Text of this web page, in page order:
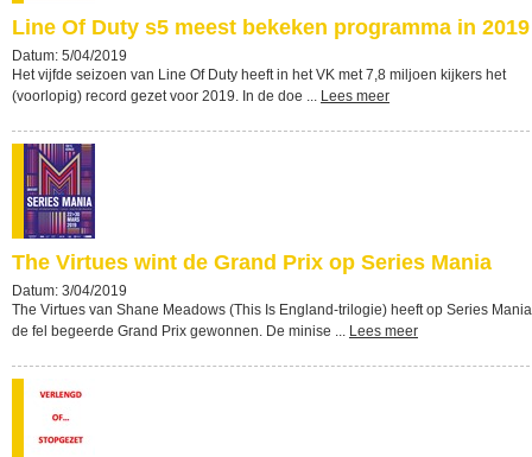
Line Of Duty s5 meest bekeken programma in 2019
Datum: 5/04/2019
Het vijfde seizoen van Line Of Duty heeft in het VK met 7,8 miljoen kijkers het
(voorlopig) record gezet voor 2019. In de doe ... Lees meer
The Virtues wint de Grand Prix op Series Mania
Datum: 3/04/2019
The Virtues van Shane Meadows (This Is England-trilogie) heeft op Series Mania
de fel begeerde Grand Prix gewonnen. De minise ... Lees meer